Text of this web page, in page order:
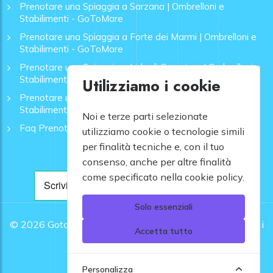
Prenotare una Spiaggia a Sarzana | Ombrelloni e
Stabilimenti - GoToMare
Prenotare una Spiaggia a Forte dei Marmi | Ombrelloni e
Stabilimenti - GoToMare
Prenotare una Spiaggia a Lido di Camaiore | Ombrelloni e
Stabilimenti - GoToMare
Prenotare una Spiaggia a Rapallo | Ombrelloni e
Stabilimenti - GoToMare
Faq Prenotazione Spiagge
© 2026 Gotomare srl - Partita IVA 12948810960 .
Tutti i
diritti riservati.
Utilizziamo i cookie
Noi e terze parti selezionate
utilizziamo cookie o tecnologie simili
per finalità tecniche e, con il tuo
consenso, anche per altre finalità
come specificato nella cookie policy.
Solo essenziali
Accetta tutto
Personalizza